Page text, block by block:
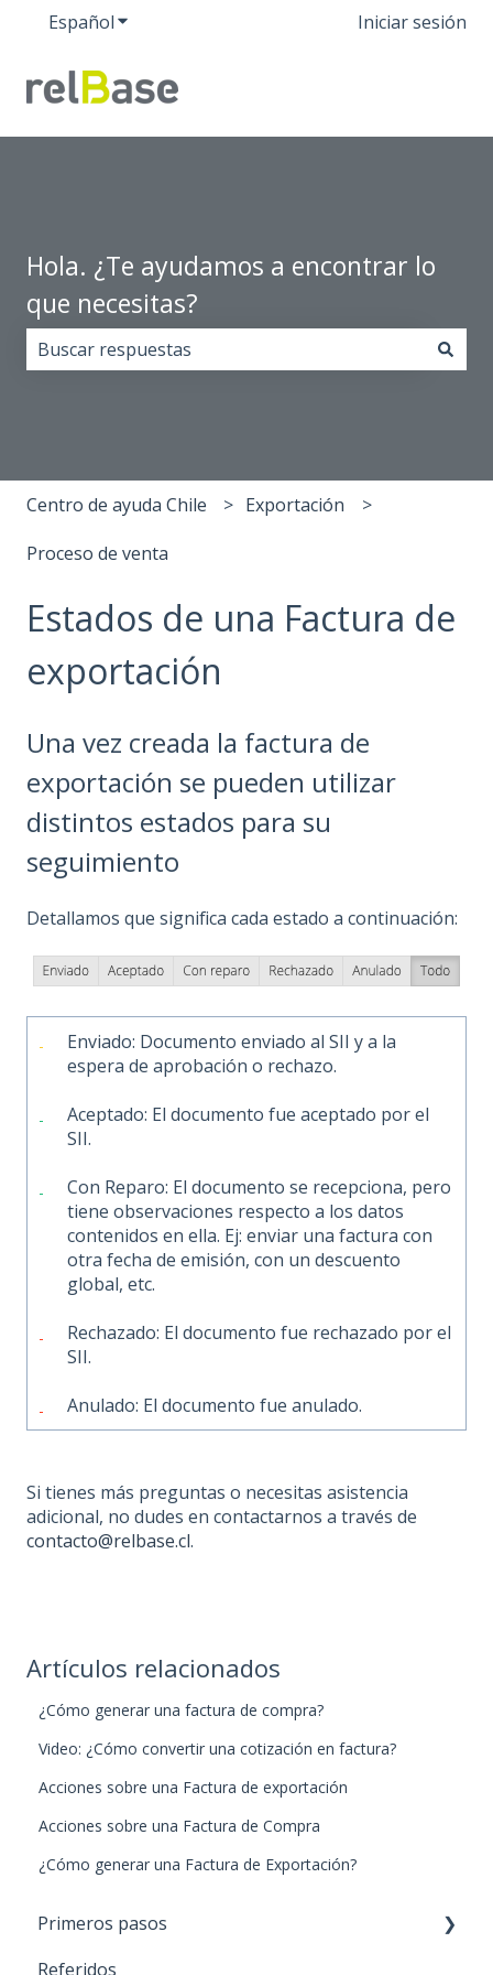
EspañolTraducciones de Mostrar submenú de
Iniciar sesión
Hola. ¿Te ayudamos a encontrar lo
que necesitas?
Centro de ayuda Chile Exportación
Proceso de venta
Estados de una Factura de
exportación
Una vez creada la factura de
exportación se pueden utilizar
distintos estados para su
seguimiento
Detallamos que significa cada estado a continuación:
Enviado: Documento enviado al SII y a la
espera de aprobación o rechazo.
Aceptado: El documento fue aceptado por el
SII.
Con Reparo: El documento se recepciona, pero
tiene observaciones respecto a los datos
contenidos en ella. Ej: enviar una factura con
otra fecha de emisión, con un descuento
global, etc.
Rechazado: El documento fue rechazado por el
SII.
Anulado: El documento fue anulado.
Si tienes más preguntas o necesitas asistencia
adicional, no dudes en contactarnos a través de
contacto@relbase.cl.
Artículos relacionados
¿Cómo generar una factura de compra?
Video: ¿Cómo convertir una cotización en factura?
Acciones sobre una Factura de exportación
Acciones sobre una Factura de Compra
¿Cómo generar una Factura de Exportación?
Primeros pasos
Paso 1: Nuevos productos
Referidos